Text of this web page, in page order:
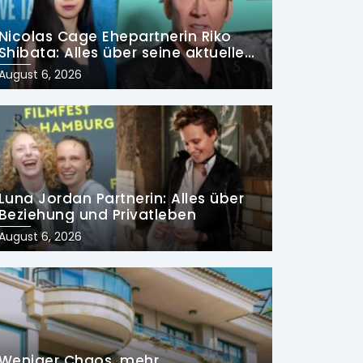
Nicolas Cage Ehepartnerin Riko
Shibata: Alles über seine aktuelle
und früheren Ehen
Posted 6, 2026
Jordan Partnerin: Alles über
Beziehung und Privatleben
Posted 6, 2026